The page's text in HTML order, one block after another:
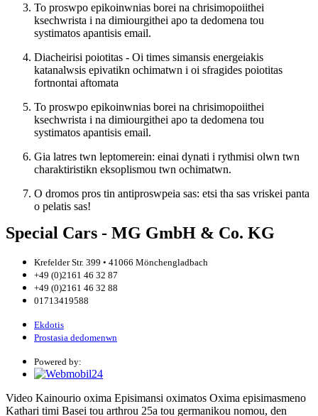
To proswpo epikoinwnias borei na chrisimopoiithei
ksechwrista i na dimiourgithei apo ta dedomena tou
systimatos apantisis email.
Diacheirisi poiotitas - Oi times simansis energeiakis
katanalwsis epivatikn ochimatwn i oi sfragides poiotitas
fortnontai aftomata
To proswpo epikoinwnias borei na chrisimopoiithei
ksechwrista i na dimiourgithei apo ta dedomena tou
systimatos apantisis email.
Gia latres twn leptomerein: einai dynati i rythmisi olwn twn
charaktiristikn eksoplismou twn ochimatwn.
O dromos pros tin antiproswpeia sas: etsi tha sas vriskei panta
o pelatis sas!
Special Cars - MG GmbH & Co. KG
Krefelder Str. 399 • 41066 Mönchengladbach
+49 (0)2161 46 32 87
+49 (0)2161 46 32 88
01713419588
Ekdotis
Prostasia dedomenwn
Powered by:
Video Kainourio oxima Episimansi oximatos Oxima episimasmeno
Kathari timi Basei tou arthrou 25a tou germanikou nomou, den